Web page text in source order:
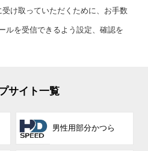
け取っていただくために、お手数
ルを受信できるよう設定、確認を
サイト一覧
男性用部分かつら